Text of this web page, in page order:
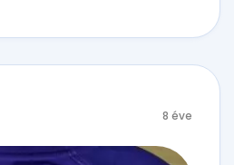
8 éve